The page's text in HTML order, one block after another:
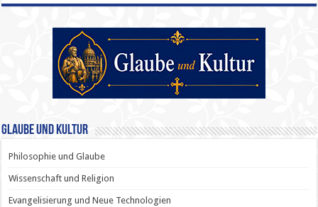
Glaube und Kultur
Philosophie und Glaube
Wissenschaft und Religion
Evangelisierung und Neue Technologien